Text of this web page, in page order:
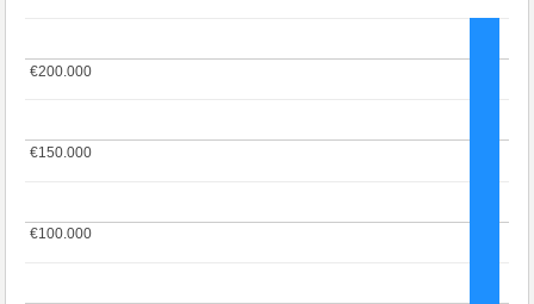
€100.000
€100.000
€150.000
€150.000
€200.000
€200.000